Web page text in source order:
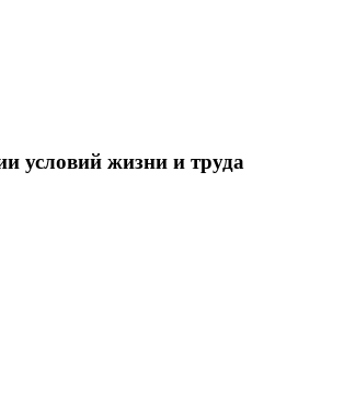
условий жизни и труда